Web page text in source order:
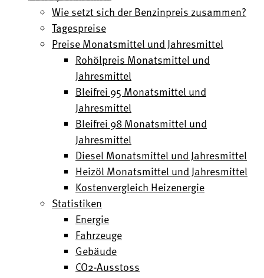
Wie setzt sich der Benzinpreis zusammen?
Tagespreise
Preise Monatsmittel und Jahresmittel
Rohölpreis Monatsmittel und
Jahresmittel
Bleifrei 95 Monatsmittel und
Jahresmittel
Bleifrei 98 Monatsmittel und
Jahresmittel
Diesel Monatsmittel und Jahresmittel
Heizöl Monatsmittel und Jahresmittel
Kostenvergleich Heizenergie
Statistiken
Energie
Fahrzeuge
Gebäude
CO2-Ausstoss